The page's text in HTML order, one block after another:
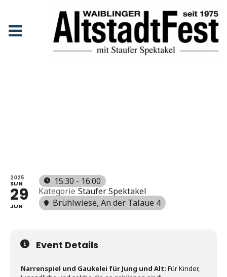
Oscar der Gaukler
Anfang Events Oscar der Gaukler
2025
SUN
29
JUN
15:30 - 16:00
Kategorie Staufer Spektakel
Brühlwiese, An der Talaue 4
Event Details
Narrenspiel und Gaukelei für Jung und Alt: Für Kinder,